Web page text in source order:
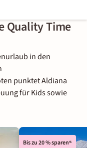
Quality Time
in den
punktet Aldiana
für Kids sowie
Bis zu 20 % sparen⁵